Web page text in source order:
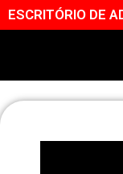
ESCRITÓRIO DE